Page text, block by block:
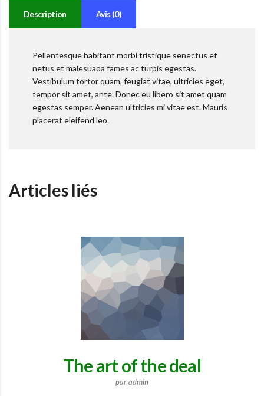
Description Avis (0)
Pellentesque habitant morbi tristique senectus et
netus et malesuada fames ac turpis egestas.
Vestibulum tortor quam, feugiat vitae, ultricies eget,
tempor sit amet, ante. Donec eu libero sit amet quam
egestas semper. Aenean ultricies mi vitae est. Mauris
placerat eleifend leo.
Articles liés
The art of the deal
par admin